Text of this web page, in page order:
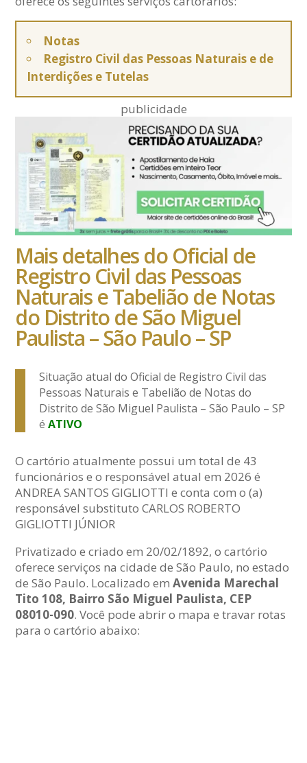
Notas
Registro Civil das Pessoas Naturais e de
Interdições e Tutelas
publicidade
Mais detalhes do Oficial de
Registro Civil das Pessoas
Naturais e Tabelião de Notas
do Distrito de São Miguel
Paulista – São Paulo – SP
Situação atual do Oficial de Registro Civil das
Pessoas Naturais e Tabelião de Notas do
Distrito de São Miguel Paulista – São Paulo – SP
éATIVO
O cartório atualmente possui um total de 43
funcionários e o responsável atual em 2026 é
ANDREA SANTOS GIGLIOTTI e conta com o (a)
responsável substituto CARLOS ROBERTO
GIGLIOTTI JÚNIOR
Privatizado e criado em 20/02/1892, o cartório
oferece serviços na cidade de São Paulo, no estado
de São Paulo. Localizado emAvenida Marechal
Tito 108, Bairro São Miguel Paulista, CEP
08010-090. Você pode abrir o mapa e travar rotas
para o cartório abaixo: